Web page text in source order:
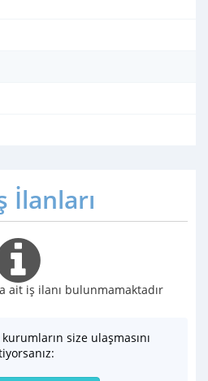
İlanları
ait iş ilanı bulunmamaktadır
size ulaşmasını